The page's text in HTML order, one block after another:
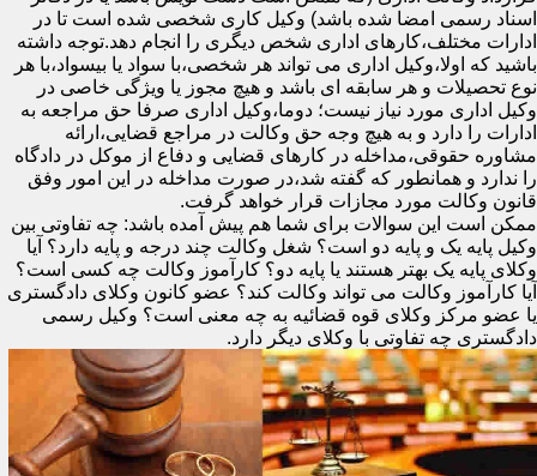
اسناد رسمی امضا شده باشد) وکیل کاری شخصی شده است تا در
ادارات مختلف،کارهای اداری شخص دیگری را انجام دهد.توجه داشته
باشید که اولا،وکیل اداری می تواند هر شخصی،با سواد یا بیسواد،با هر
نوع تحصیلات و هر سابقه ای باشد و هیچ مجوز یا ویژگی خاصی در
وکیل اداری مورد نیاز نیست؛ دوما،وکیل اداری صرفا حق مراجعه به
ادارات را دارد و به هیچ وجه حق وکالت در مراجع قضایی،ارائه
مشاوره حقوقی،مداخله در کارهای قضایی و دفاع از موکل در دادگاه
را ندارد و همانطور که گفته شد،در صورت مداخله در این امور وفق
قانون وکالت مورد مجازات قرار خواهد گرفت.
ممکن است این سوالات برای شما هم پیش آمده باشد: چه تفاوتی بین
وکیل پایه یک و پایه دو است؟ شغل وکالت چند درجه و پایه دارد؟ آیا
وکلای پایه یک بهتر هستند یا پایه دو؟ کارآموز وکالت چه کسی است؟
آیا کارآموز وکالت می تواند وکالت کند؟ عضو کانون وکلای دادگستری
یا عضو مرکز وکلای قوه قضائیه به چه معنی است؟ وکیل رسمی
دادگستری چه تفاوتی با وکلای دیگر دارد.